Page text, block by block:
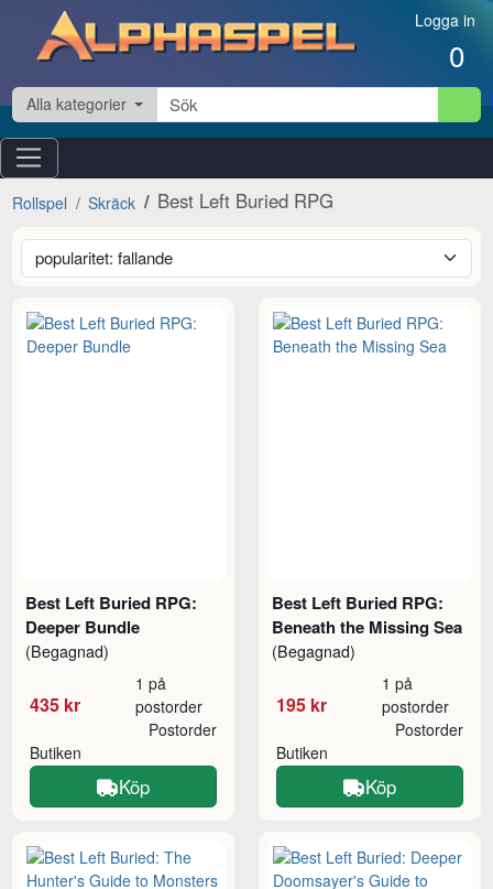
Hoppa till innehåll Logga in
0
Alla kategorier
Rollspel Skräck Best Left Buried RPG
Best Left Buried RPG:
Deeper Bundle
(Begagnad)
435 kr
1 på
postorder
Butiken
Postorder
Köp
Best Left Buried RPG:
Beneath the Missing Sea
(Begagnad)
195 kr
1 på
postorder
Butiken
Postorder
Köp